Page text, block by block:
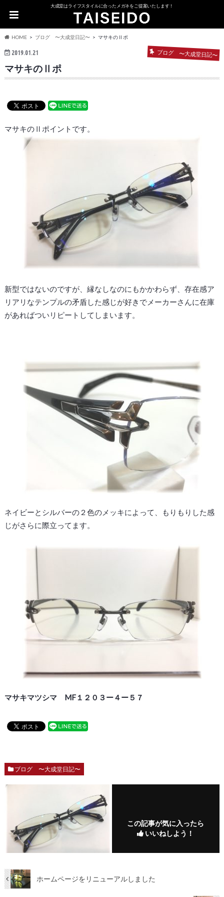
大成堂はライフスタイルに合ったメガネをご提案いたします！
HOME ブログ 〜大成堂日記〜 マサキのⅡポ
2019.01.21 ブログ 〜大成堂日記〜
マサキのⅡポ
マサキのⅡポイントです。
新型ではないのですが、縁なしなのにもかかわらず、存在感ア
リアリなテンプルの矛盾した感じが好きでメーカーさんに在庫
があればついリピートしてしまいます。
ネイビーとシルバーの２色のメッキによって、もりもりした感
じがさらに際立ってます。
マサキマツシマ MF１２０３ー４ー５７
ブログ 〜大成堂日記〜
この記事が気に入ったら
いいねしよう！
ホームページをリニューアルしました